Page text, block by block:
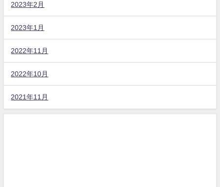
2023年2月
2023年1月
2022年11月
2022年10月
2021年11月